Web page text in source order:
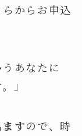
からお申込
あなたに
」
すので、時